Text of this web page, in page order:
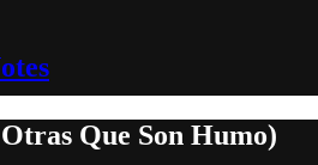
Que Son Humo)